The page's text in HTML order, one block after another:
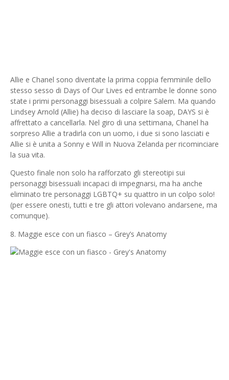
Allie e Chanel sono diventate la prima coppia femminile dello
stesso sesso di Days of Our Lives ed entrambe le donne sono
state i primi personaggi bisessuali a colpire Salem. Ma quando
Lindsey Arnold (Allie) ha deciso di lasciare la soap, DAYS si è
affrettato a cancellarla. Nel giro di una settimana, Chanel ha
sorpreso Allie a tradirla con un uomo, i due si sono lasciati e
Allie si è unita a Sonny e Will in Nuova Zelanda per ricominciare
la sua vita.
Questo finale non solo ha rafforzato gli stereotipi sui
personaggi bisessuali incapaci di impegnarsi, ma ha anche
eliminato tre personaggi LGBTQ+ su quattro in un colpo solo!
(per essere onesti, tutti e tre gli attori volevano andarsene, ma
comunque).
8. Maggie esce con un fiasco – Grey’s Anatomy